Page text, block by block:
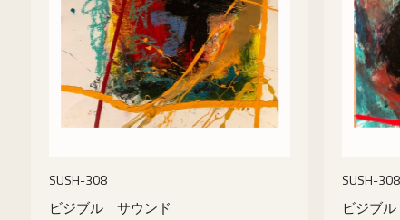
SUSH-308
ビジブル サウンド
SUSH-
ビジブ